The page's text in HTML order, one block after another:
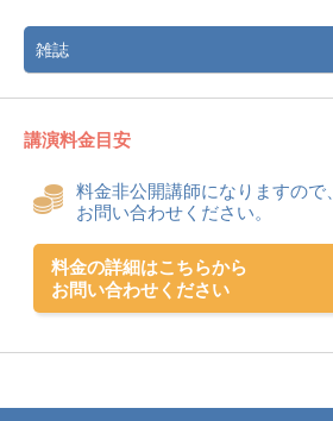
雑誌
講演料金目安
料金非公開講師になりますので、
お問い合わせください。
料金の詳細はこちらから
お問い合わせください